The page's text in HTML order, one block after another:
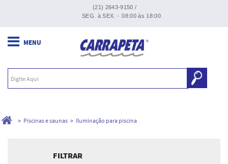
(21) 2643-9150 /
SEG. à SEX. - 08:00 às 18:00
Piscinas e saunas Iluminação para piscina
FILTRAR
Ordenar por: